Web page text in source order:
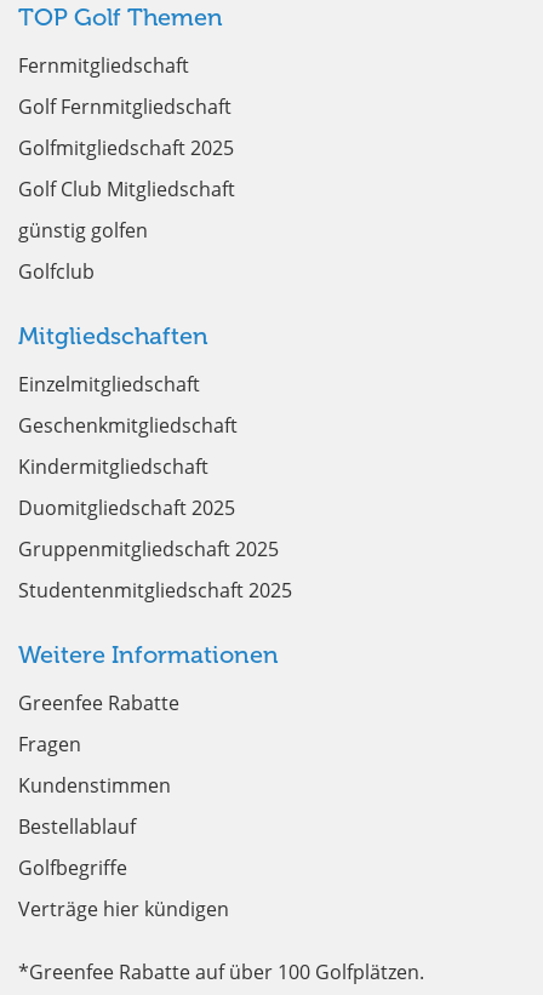
TOP Golf Themen
Fernmitgliedschaft
Golf Fernmitgliedschaft
Golfmitgliedschaft 2025
Golf Club Mitgliedschaft
günstig golfen
Golfclub
Mitgliedschaften
Einzelmitgliedschaft
Geschenkmitgliedschaft
Kindermitgliedschaft
Duomitgliedschaft 2025
Gruppenmitgliedschaft 2025
Studentenmitgliedschaft 2025
Weitere Informationen
Greenfee Rabatte
Fragen
Kundenstimmen
Bestellablauf
Golfbegriffe
Verträge hier kündigen
*Greenfee Rabatte auf über 100 Golfplätzen.